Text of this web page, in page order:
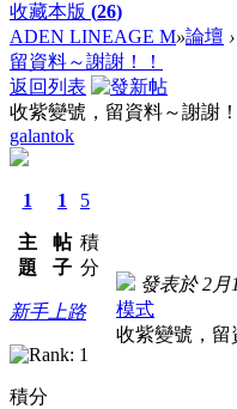
收藏本版 (26)
ADEN LINEAGE M»論壇 ›
留資料～謝謝！！
返回列表
收紫變號，留資料～謝謝
galantok
1
主
題
1
帖
子
5
積
分
新手上路
積分
發表於 2月
模式
收紫變號，留